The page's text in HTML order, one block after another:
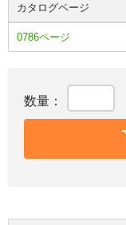
カタログページ
0786ページ
数量：